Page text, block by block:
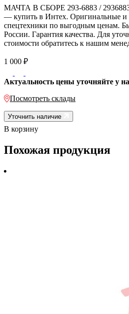
МАЧТА В СБОРЕ 293-6883 / 2936883
— купить в Интех. Оригинальные и
спецтехники по выгодным ценам.
России. Гарантия качества. Для
стоимости обратитесь к нашим
1 000 ₽
Актуальность цены уточняйте у
Посмотреть склады
Уточнить наличие
В корзину
Похожая продукция